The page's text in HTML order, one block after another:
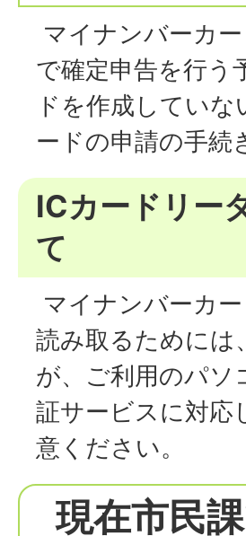
マイナンバーカ
で確定申告を行う
ドを作成してい
ードの申請の手続
ICカードリー
て
マイナンバーカ
読み取るためには
が、ご利用のパソ
証サービスに対応
意ください。
現在市民